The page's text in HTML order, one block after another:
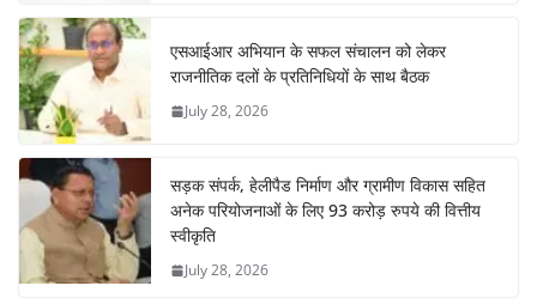
एसआईआर अभियान के सफल संचालन को लेकर
राजनीतिक दलों के प्रतिनिधियों के साथ बैठक
July 28, 2026
सड़क संपर्क, हेलीपैड निर्माण और ग्रामीण विकास सहित
अनेक परियोजनाओं के लिए 93 करोड़ रुपये की वित्तीय
स्वीकृति
July 28, 2026